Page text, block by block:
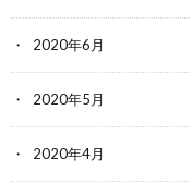
2020年6月
2020年5月
2020年4月